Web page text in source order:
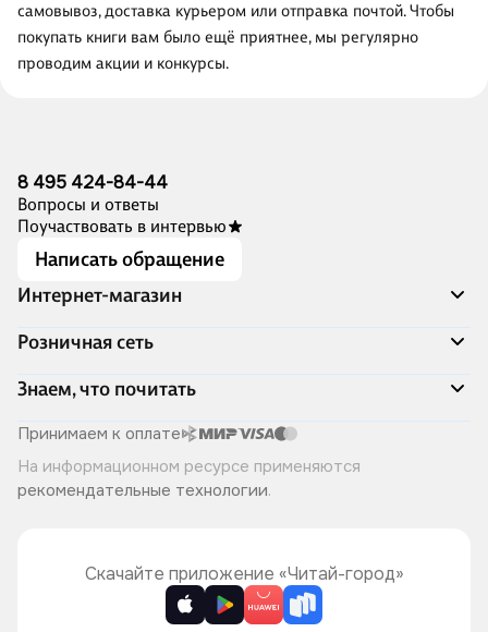
самовывоз, доставка курьером или отправка почтой. Чтобы
покупать книги вам было ещё приятнее, мы регулярно
проводим акции и конкурсы.
8 495 424-84-44
Вопросы и ответы
Поучаствовать в интервью
Написать обращение
Интернет-магазин
Акции
Доставка и оплата
Программа лояльности
Подарочные сертификаты
Правила продажи
Политика конфиденциальности
Розничная сеть
Адреса магазинов
Книжный Дозор
О компании
Читай-город для бизнеса
Хотите у нас работать?
Знаем, что почитать
Скоро в продаже
Лучшие из лучших
Читай-журнал
Принимаем к оплате
На информационном ресурсе применяются
рекомендательные технологии.
Скачайте приложение «Читай-город»